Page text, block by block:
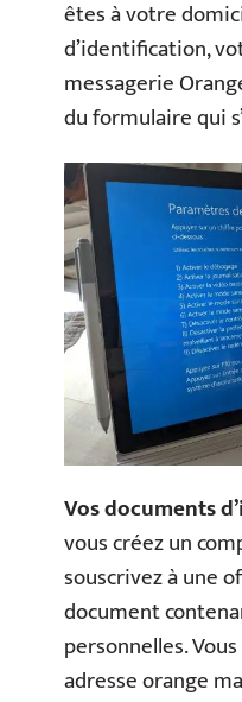
êtes à votre
d’identification,
messagerie
du formulaire qui
Vos documents
vous créez un
souscrivez à une
document
personnelles.
adresse orange